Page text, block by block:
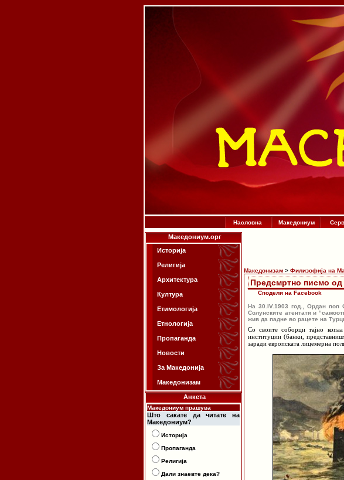
Насловна Македониум
Македониум.орг
Историја
Религија
Архитектура
Култура
Етимологија
Етнологија
Пропаганда
Новости
За Македонија
Македонизам
Анкета
Македониум прашува
Што сакате да читате на
Македониум?
Историја
Пропаганда
Религија
Дали знаевте дека?
Македонизам > Филизофија на
Предсмртно писмо од
Сподели на Facebook
На 30.IV.1903 год., Ордан поп
Солунските атентати и
жив да падне во рацете на
Со своите соборци тајно
институции (банки,
заради европската лицемерна